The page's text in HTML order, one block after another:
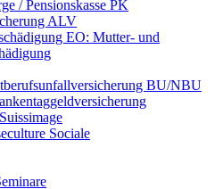
/ Pensionskasse PK
ALV
EO: Mutter- und
BU/NBU
Sociale